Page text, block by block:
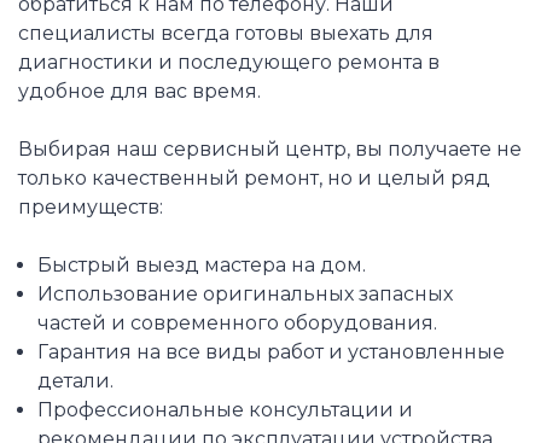
обратиться к нам по телефону. Наши
специалисты всегда готовы выехать для
диагностики и последующего ремонта в
удобное для вас время.
Выбирая наш сервисный центр, вы получаете не
только качественный ремонт, но и целый ряд
преимуществ:
Быстрый выезд мастера на дом.
Использование оригинальных запасных
частей и современного оборудования.
Гарантия на все виды работ и установленные
детали.
Профессиональные консультации и